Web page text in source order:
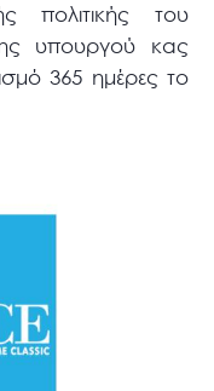
πολιτικής του
υπουργού κας
365 ημέρες το